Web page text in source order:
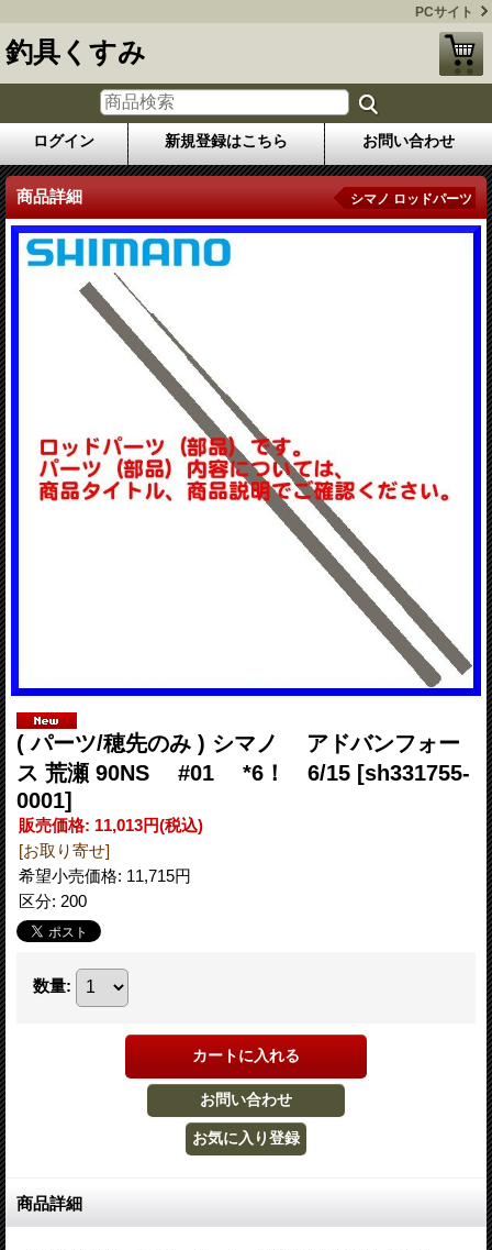
PCサイト
釣具くすみ
ログイン 新規登録はこちら お問い合わせ
商品詳細 シマノ ロッドパーツ
( パーツ/穂先のみ ) シマノ アドバンフォー
ス 荒瀬 90NS #01 *6！ 6/15 [sh331755-
0001]
販売価格: 11,013円(税込)
[お取り寄せ]
希望小売価格: 11,715円
区分: 200
数量:
商品詳細